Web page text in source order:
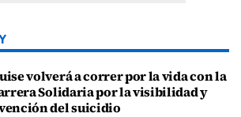
volverá a correr por la vida con la
Solidaria por la visibilidad y
del suicidio